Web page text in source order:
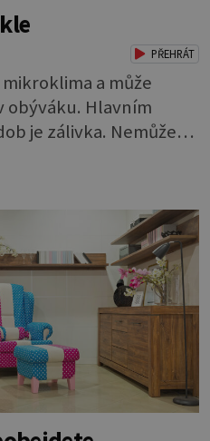
PŘEHRÁT
a může
Hlavním
je zálivka. Nemůže
u dna. To by rychle
Proto je nutné
drenážní vrstvu,
chránit kořeny.
dno dobře vymyté
oblázky. Vrstva by m